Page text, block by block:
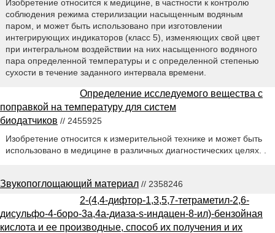
Изобретение относится к медицине, в частности к контролю
соблюдения режима стерилизации насыщенным водяным
паром, и может быть использовано при изготовлении
интегрирующих индикаторов (класс 5), изменяющих свой цвет
при интегральном воздействии на них насыщенного водяного
пара определенной температуры и с определенной степенью
сухости в течение заданного интервала времени.
Определение исследуемого вещества с
поправкой на температуру для систем
биодатчиков // 2455925
Изобретение относится к измерительной технике и может быть
использовано в медицине в различных диагностических целях. .
Звукопоглощающий материал // 2358246
2-(4,4-дифтор-1,3,5,7-тетраметил-2,6-
дисульфо-4-боро-3а,4а-диаза-s-индацен-8-ил)-бензойная
кислота и ее производные, способ их получения и их